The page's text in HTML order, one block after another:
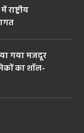
गया मजदूर
का शॉल-